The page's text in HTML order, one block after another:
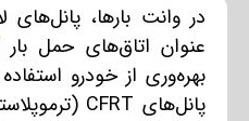
در وانت بارها، پانل‌های
عنوان اتاق‌های حمل بار
بهره‌وری از خودرو